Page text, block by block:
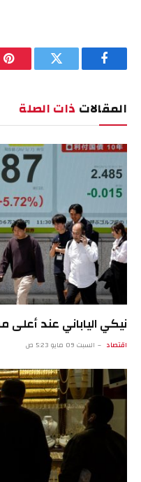
فيسبوك تويتر
المقالات ذات الصلة
نيكي الياباني عند
اقتصاد السبت 09 مايو 5:23 ص